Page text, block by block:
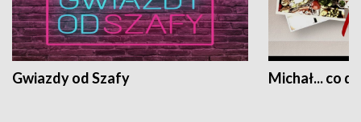
Gwiazdy od Szafy Michał... co